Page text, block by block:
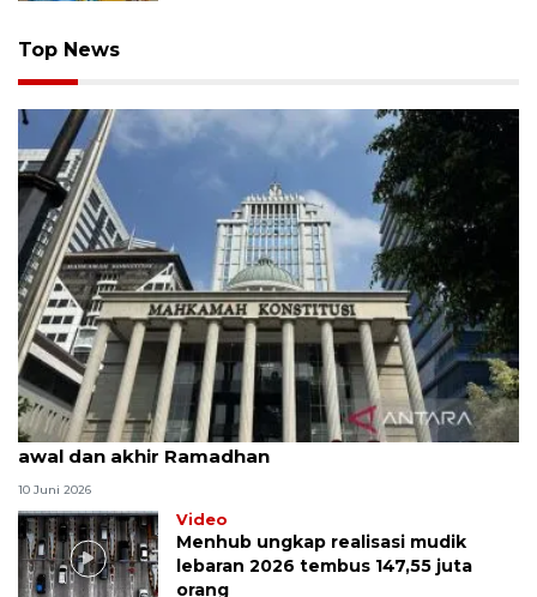
Top News
MK uji materi UU Peradilan Agama perihal isbat
awal dan akhir Ramadhan
10 Juni 2026
Video
Menhub ungkap realisasi mudik
lebaran 2026 tembus 147,55 juta
orang